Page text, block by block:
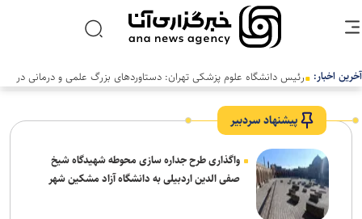
آخرین اخبار: رئیس دانشگاه علوم پزشکی تهران: دستاوردهای بزرگ علمی و درمانی در
پیشنهاد سردبیر
واگذاری طرح جداره سازی محوطه شهیدگاه شیخ
صفی الدین اردبیلی به دانشگاه آزاد مشکین شهر